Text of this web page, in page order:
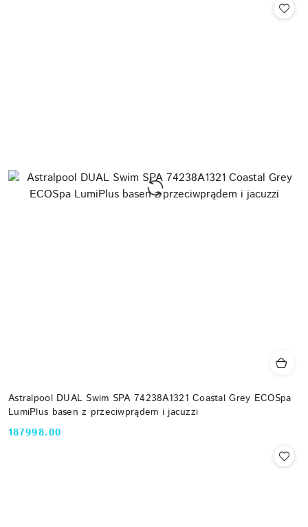
Astralpool DUAL Swim SPA 74238A1321 Coastal Grey ECOSpa
LumiPlus basen z przeciwprądem i jacuzzi
Cena:
187998.00